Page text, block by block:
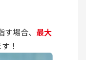
場合、 最大
！